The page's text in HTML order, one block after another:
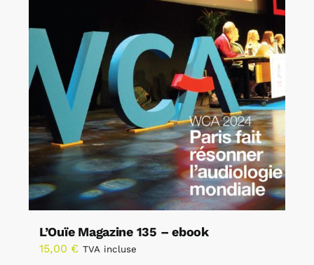
L’Ouïe Magazine 135 – ebook
15,00 € TVA incluse